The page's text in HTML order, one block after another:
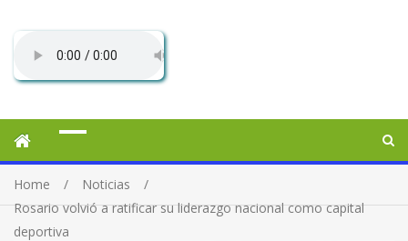
Home
Noticias
Rosario volvió a ratificar su liderazgo nacional como capital
deportiva